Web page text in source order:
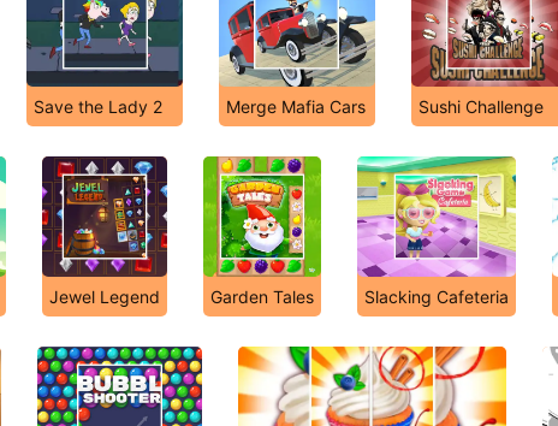
Save the Lady 2 Merge Mafia Cars Sushi Challenge
Jewel Legend Garden Tales Slacking Cafeteria